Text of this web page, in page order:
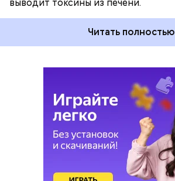
выводит токсины из печени.
Читать полностью